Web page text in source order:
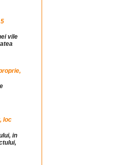
vile
loc
in